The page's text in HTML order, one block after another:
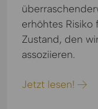
erhöhtes Risiko
Zustand, den
assoziieren.
Jetzt lesen!